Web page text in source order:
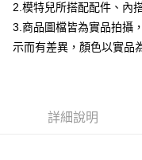
台新國際商業銀行
台灣樂天信用卡公司
Google Pay
全盈+PAY
【大哥付你分期使用說明】
1.本服務由台灣大哥大提供
AFTEE先享後付
2.模特兒所搭配配件、內
3.商品圖檔皆為實品拍攝
示而有差異，顏色以實品
詳細說明